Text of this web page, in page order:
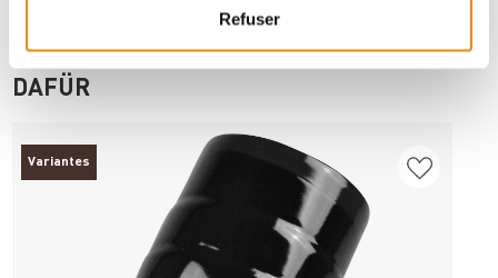
Refuser
ANDERE INTERESSIERTEN SICH AUCH
DAFÜR
Variantes